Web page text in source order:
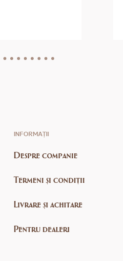
INFORMAȚII
Despre companie
Termeni și condiții
Livrare și achitare
Pentru dealeri